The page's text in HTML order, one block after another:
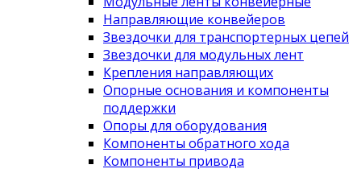
Направляющие конвейеров
Звездочки для транспортерных цепей
Звездочки для модульных лент
Крепления направляющих
Опорные основания и компоненты
поддержки
Опоры для оборудования
Компоненты обратного хода
Компоненты привода